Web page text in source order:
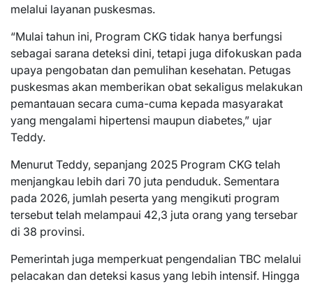
melalui layanan puskesmas.
“Mulai tahun ini, Program CKG tidak hanya berfungsi
sebagai sarana deteksi dini, tetapi juga difokuskan pada
upaya pengobatan dan pemulihan kesehatan. Petugas
puskesmas akan memberikan obat sekaligus melakukan
pemantauan secara cuma-cuma kepada masyarakat
yang mengalami hipertensi maupun diabetes,” ujar
Teddy.
Menurut Teddy, sepanjang 2025 Program CKG telah
menjangkau lebih dari 70 juta penduduk. Sementara
pada 2026, jumlah peserta yang mengikuti program
tersebut telah melampaui 42,3 juta orang yang tersebar
di 38 provinsi.
Pemerintah juga memperkuat pengendalian TBC melalui
pelacakan dan deteksi kasus yang lebih intensif. Hingga